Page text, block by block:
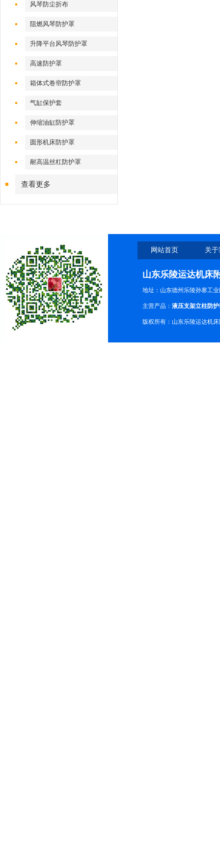
风琴防尘折布
阻燃风琴防护罩
升降平台风琴防护罩
高速防护罩
箱体式卷帘防护罩
气缸保护套
伸缩油缸防护罩
圆形机床防护罩
耐高温丝杠防护罩
查看更多
网站首页 关
山东乐陵运达机床
地址：山东德州乐陵孙寨工
主营产品： 液压支架立柱防
版权所有：山东乐陵运达机